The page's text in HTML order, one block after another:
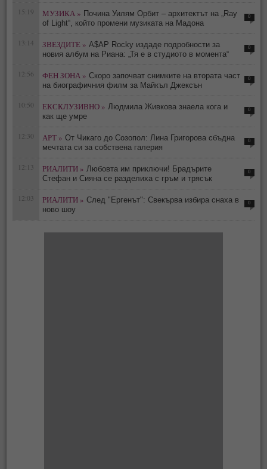
15:19 МУЗИКА » Почина Уилям Орбит – архитектът на „Ray
of Light“, който промени музиката на Мадона
0
13:14 ЗВЕЗДИТЕ » A$AP Rocky издаде подробности за
новия албум на Риана: „Тя е в студиото в момента“
0
12:56 ФЕН ЗОНА » Скоро започват снимките на втората част
на биографичния филм за Майкъл Джексън
0
10:50 ЕКСКЛУЗИВНО » Людмила Живкова знаела кога и
как ще умре
0
12:30 АРТ » От Чикаго до Созопол: Лина Григорова сбъдна
мечтата си за собствена галерия
0
12:13 РИАЛИТИ » Любовта им приключи! Брадърите
Стефан и Сияна се разделиха с гръм и трясък
0
12:03 РИАЛИТИ » След "Ергенът": Свекърва избира снаха в
ново шоу
0